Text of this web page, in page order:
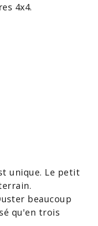
4x4.
unique. Le petit
beaucoup
qu'en trois